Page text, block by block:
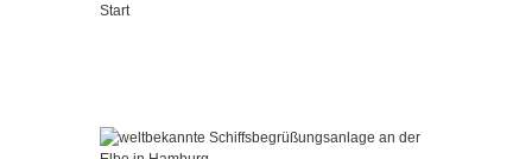
Start